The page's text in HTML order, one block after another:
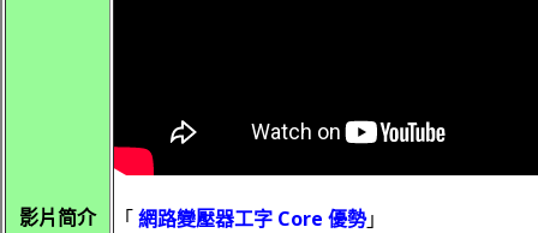
影片简介 「網路變壓器工字 Core 優勢」